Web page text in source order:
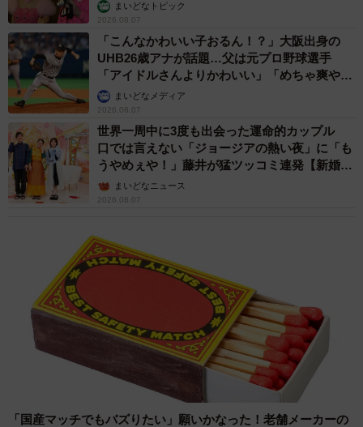
まいどなトピック
2026.08.07
「こんなかわいい子おるん！？」大阪出身の
UHB26歳アナが話題…父は元プロ野球選手
「アイドルさんよりかわいい」「めちゃ爽や
か」まいどなメディア
2026.08.07
世界一周中に3度も出会った運命的カップル
口では言えない「ジョージアの熱い夜」に「も
うやめぇや！」藤井が猛ツッコミ連発【新婚さ
ん】まいどなニュース
2026.08.07
「国産マッチでもバズりたい」願いかなった！老舗メーカーの